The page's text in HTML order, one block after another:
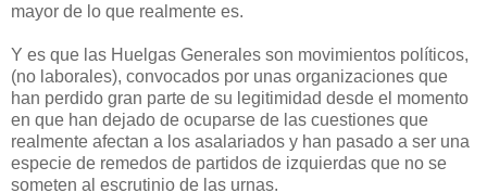
mayor de lo que realmente es.
Y es que las Huelgas Generales son movimientos políticos,
(no laborales), convocados por unas organizaciones que
han perdido gran parte de su legitimidad desde el momento
en que han dejado de ocuparse de las cuestiones que
realmente afectan a los asalariados y han pasado a ser una
especie de remedos de partidos de izquierdas que no se
someten al escrutinio de las urnas.